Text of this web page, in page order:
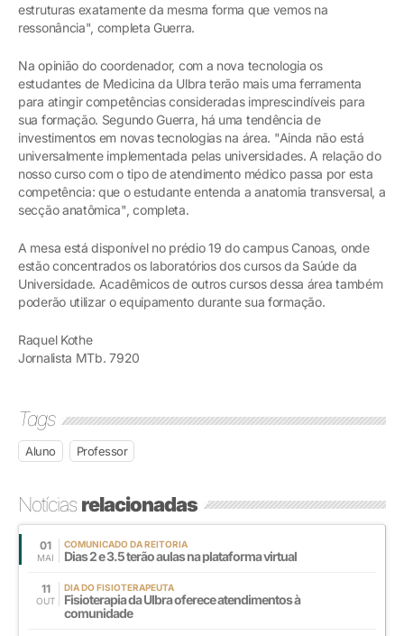
estruturas exatamente da mesma forma que vemos na
ressonância", completa Guerra.
Na opinião do coordenador, com a nova tecnologia os
estudantes de Medicina da Ulbra terão mais uma ferramenta
para atingir competências consideradas imprescindíveis para
sua formação. Segundo Guerra, há uma tendência de
investimentos em novas tecnologias na área. "Ainda não está
universalmente implementada pelas universidades. A relação do
nosso curso com o tipo de atendimento médico passa por esta
competência: que o estudante entenda a anatomia transversal, a
secção anatômica", completa.
A mesa está disponível no prédio 19 do campus Canoas, onde
estão concentrados os laboratórios dos cursos da Saúde da
Universidade. Acadêmicos de outros cursos dessa área também
poderão utilizar o equipamento durante sua formação.
Raquel Kothe
Jornalista MTb. 7920
Tags
Aluno Professor
Notíciasrelacionadas
01
MAI
COMUNICADO DA REITORIA
Dias 2 e 3.5 terão aulas na plataforma virtual
11
OUT
DIA DO FISIOTERAPEUTA
Fisioterapia da Ulbra oferece atendimentos à
comunidade